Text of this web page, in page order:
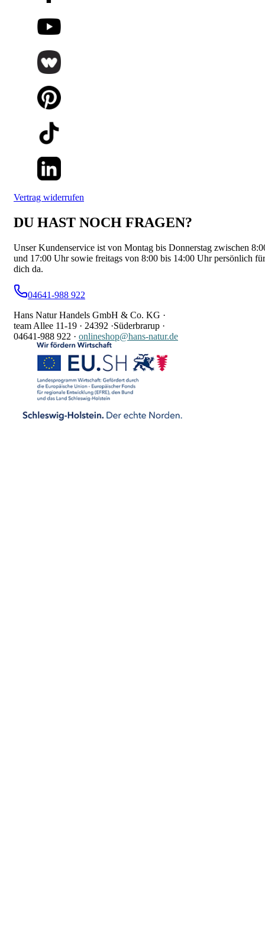
Vertrag widerrufen
DU HAST NOCH FRAGEN?
Unser Kundenservice ist von Montag bis Donnerstag zwischen
und 17:00 Uhr sowie freitags von 8:00 bis 14:00 Uhr persönlich für
dich da.
04641-988 922
Hans Natur Handels GmbH & Co. KG ·
team Allee 11-19 · 24392 ·Süderbrarup ·
04641-988 922 · onlineshop@hans-natur.de